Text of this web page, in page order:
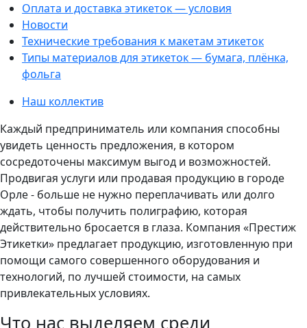
Оплата и доставка этикеток — условия
Новости
Технические требования к макетам этикеток
Типы материалов для этикеток — бумага, плёнка,
фольга
Наш коллектив
Каждый предприниматель или компания способны
увидеть ценность предложения, в котором
сосредоточены максимум выгод и возможностей.
Продвигая услуги или продавая продукцию в городе
Орле - больше не нужно переплачивать или долго
ждать, чтобы получить полиграфию, которая
действительно бросается в глаза. Компания «Престиж
Этикетки» предлагает продукцию, изготовленную при
помощи самого совершенного оборудования и
технологий, по лучшей стоимости, на самых
привлекательных условиях.
Что нас выделяем среди